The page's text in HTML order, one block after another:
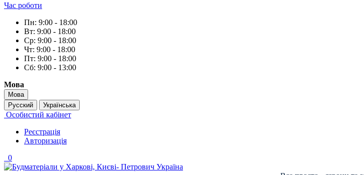
Час роботи
Пн: 9:00 - 18:00
Вт: 9:00 - 18:00
Ср: 9:00 - 18:00
Чт: 9:00 - 18:00
Пт: 9:00 - 18:00
Сб: 9:00 - 13:00
Мова
Мова
Русский
Українська
Особистий кабінет
Реєстрація
Авторизація
0